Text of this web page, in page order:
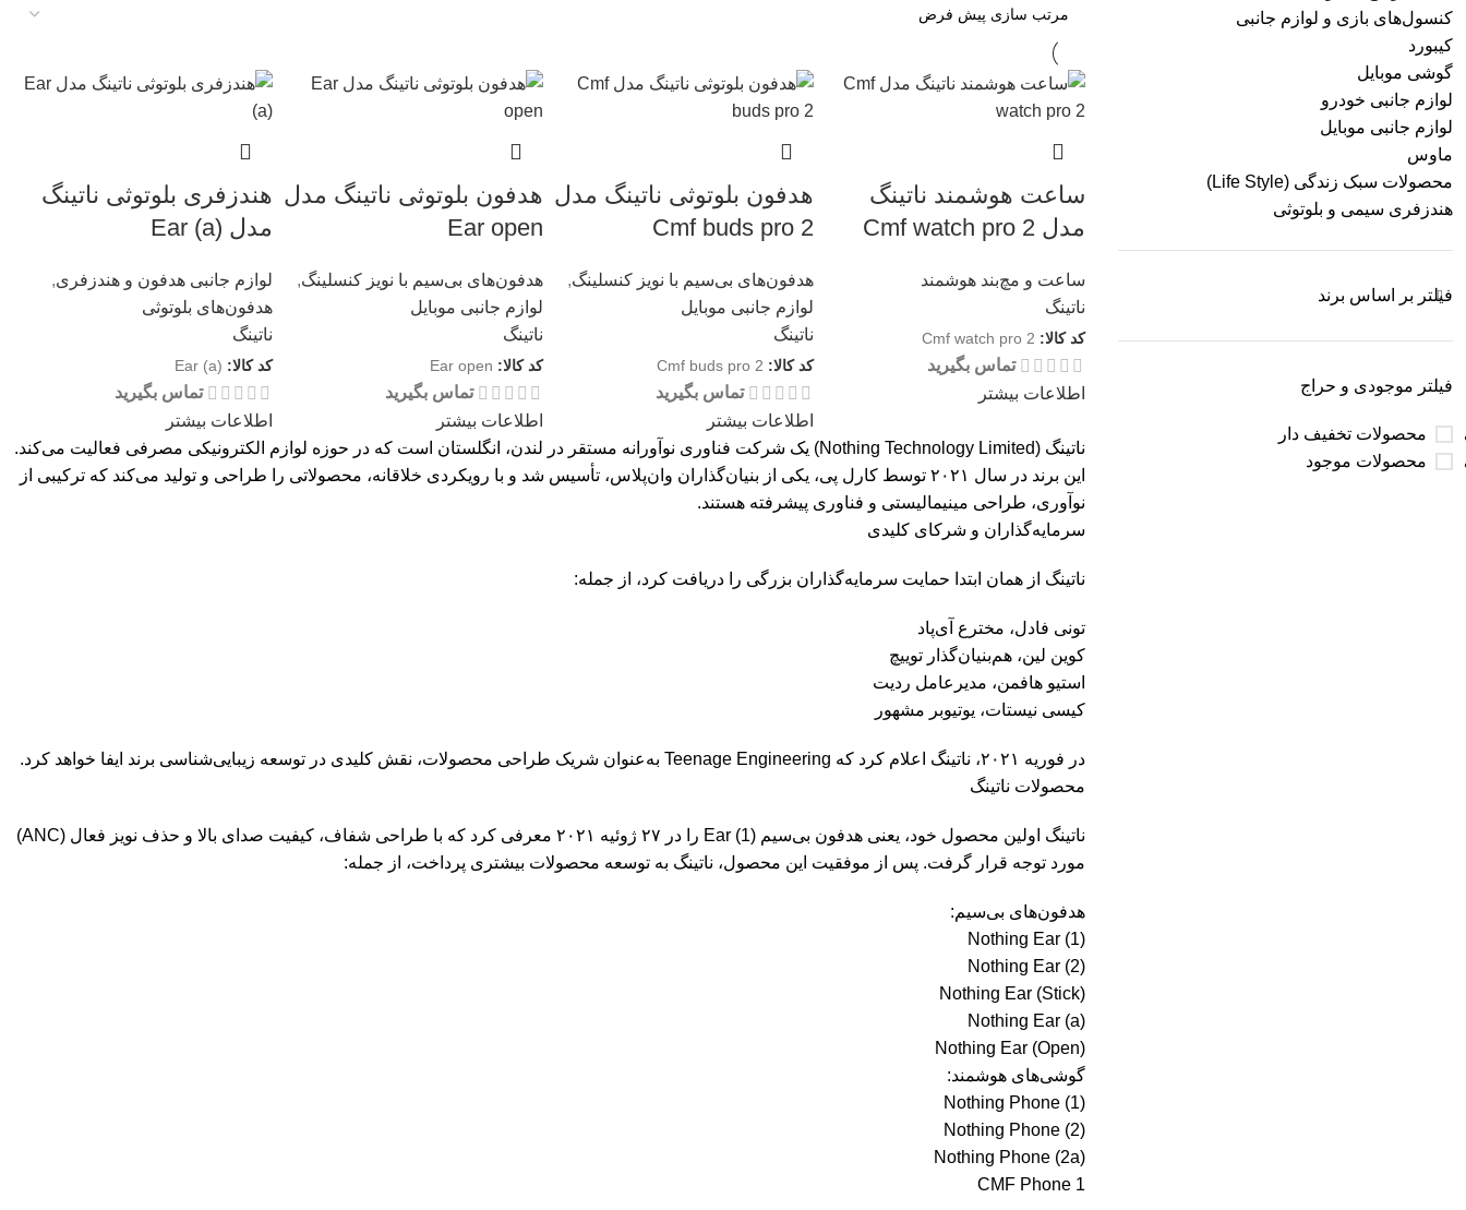
کنسول‌های بازی و لوازم جانبی
کیبورد
گوشی موبایل
لوازم جانبی خودرو
لوازم جانبی موبایل
ماوس
محصولات سبک زندگی (Life Style)
هندزفری سیمی و بلوتوثی
فیلتر بر اساس برند
فیلتر موجودی و حراج
محصولات تخفیف دار
محصولات موجود
ساعت هوشمند ناتینگ
مدل Cmf watch pro 2
ساعت و مچ‌بند هوشمند
ناتینگ
کد کالا: Cmf watch pro 2
تماس بگیرید
اطلاعات بیشتر
هدفون بلوتوثی ناتینگ مدل
Cmf buds pro 2
هدفون‌های بی‌سیم با نویز کنسلینگ,
لوازم جانبی موبایل
ناتینگ
کد کالا: Cmf buds pro 2
تماس بگیرید
اطلاعات بیشتر
هدفون بلوتوثی ناتینگ مدل
Ear open
هدفون‌های بی‌سیم با نویز کنسلینگ,
لوازم جانبی موبایل
ناتینگ
کد کالا: Ear open
تماس بگیرید
اطلاعات بیشتر
هندزفری بلوتوثی ناتینگ
مدل Ear (a)
لوازم جانبی هدفون و هندزفری,
هدفون‌های بلوتوثی
ناتینگ
کد کالا: Ear (a)
تماس بگیرید
اطلاعات بیشتر
ناتینگ (Nothing Technology Limited) یک شرکت فناوری نوآورانه مستقر در لندن، انگلستان است که در حوزه لوازم الکترونیکی مصرفی فعالیت می‌کند.
این برند در سال ۲۰۲۱ توسط کارل پی، یکی از بنیان‌گذاران وان‌پلاس، تأسیس شد و با رویکردی خلاقانه، محصولاتی را طراحی و تولید می‌کند که ترکیبی از
نوآوری، طراحی مینیمالیستی و فناوری پیشرفته هستند.
سرمایه‌گذاران و شرکای کلیدی
ناتینگ از همان ابتدا حمایت سرمایه‌گذاران بزرگی را دریافت کرد، از جمله:
تونی فادل، مخترع آی‌پاد
کوین لین، هم‌بنیان‌گذار توییچ
استیو هافمن، مدیرعامل ردیت
کیسی نیستات، یوتیوبر مشهور
در فوریه ۲۰۲۱، ناتینگ اعلام کرد که Teenage Engineering به‌عنوان شریک طراحی محصولات، نقش کلیدی در توسعه زیبایی‌شناسی برند ایفا خواهد کرد.
محصولات ناتینگ
ناتینگ اولین محصول خود، یعنی هدفون بی‌سیم Ear (1) را در ۲۷ ژوئیه ۲۰۲۱ معرفی کرد که با طراحی شفاف، کیفیت صدای بالا و حذف نویز فعال (ANC)
مورد توجه قرار گرفت. پس از موفقیت این محصول، ناتینگ به توسعه محصولات بیشتری پرداخت، از جمله:
هدفون‌های بی‌سیم:
Nothing Ear (1)
Nothing Ear (2)
Nothing Ear (Stick)
Nothing Ear (a)
Nothing Ear (Open)
گوشی‌های هوشمند:
Nothing Phone (1)
Nothing Phone (2)
Nothing Phone (2a)
CMF Phone 1